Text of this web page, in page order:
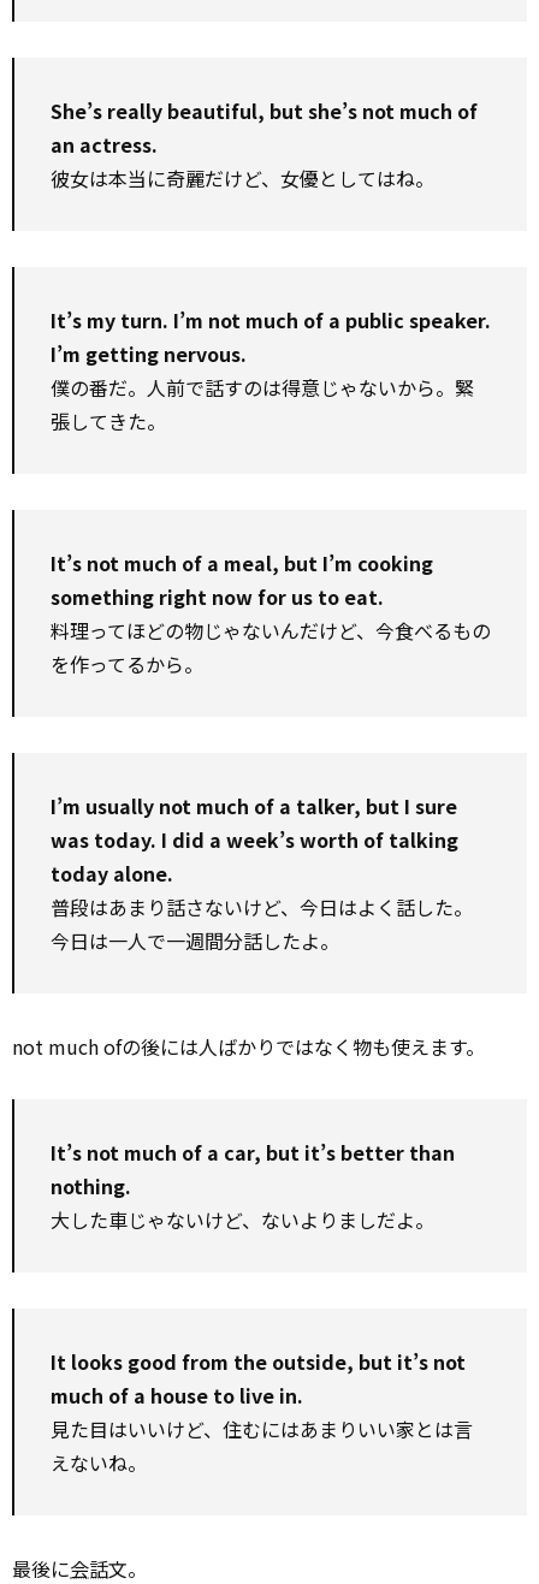
She’s really beautiful, but she’s not much of
an actress.
彼女は本当に奇麗だけど、女優としてはね。
It’s my turn. I’m not much of a public speaker.
I’m getting nervous.
僕の番だ。人前で話すのは得意じゃないから。緊
張してきた。
It’s not much of a meal, but I’m cooking
something right now for us to eat.
料理ってほどの物じゃないんだけど、今食べるもの
を作ってるから。
I’m usually not much of a talker, but I sure
was today. I did a week’s worth of talking
today alone.
普段はあまり話さないけど、今日はよく話した。
今日は一人で一週間分話したよ。
not much ofの後には人ばかりではなく物も使えます。
It’s not much of a car, but it’s better than
nothing.
大した車じゃないけど、ないよりましだよ。
It looks good from the outside, but it’s not
much of a house to live in.
見た目はいいけど、住むにはあまりいい家とは言
えないね。
最後に会話文。